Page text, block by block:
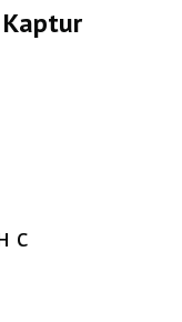
с